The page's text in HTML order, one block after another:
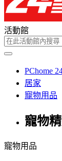
活動館
PChome
居家
寵物用品
寵物
寵物用品